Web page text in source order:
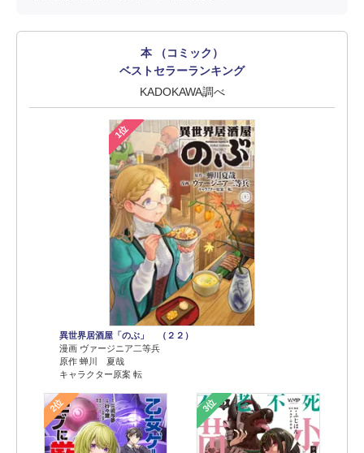
本 （コミック）
ベストセラーランキング
KADOKAWA調べ
1位
異世界居酒屋「のぶ」 （２２）
漫画 ヴァージニア二等兵
原作 蝉川 夏哉
キャラクター原案 転
2位 3位